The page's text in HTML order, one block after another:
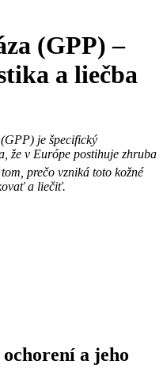
(GPP) –
a liečba
je špecifický
že v Európe postihuje zhruba
prečo vzniká toto kožné
a liečiť.
a jeho